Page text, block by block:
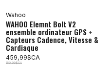
Wahoo
WAHOO Elemnt Bolt V2
ensemble ordinateur GPS +
Capteurs Cadence, Vitesse &
Cardiaque
459,99$CA
559,99$CA